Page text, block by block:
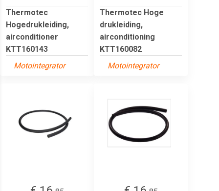
Thermotec
Hogedrukleiding,
airconditioner
KTT160143
Motointegrator
Thermotec Hoge
drukleiding,
airconditioning
KTT160082
Motointegrator